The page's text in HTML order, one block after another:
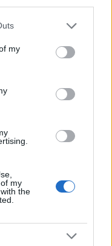
one or more Google
You may click to
third-party tags to
in below Google
my
my
the
imádkozott,
a Tokaj-
elsősorban
megnövekedett
abban,
feladat.